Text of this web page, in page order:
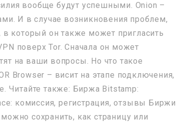
вообще будут успешными. Onion –
И в случае возникновения проблем,
в который он также может пригласить
поверх Tor. Сначала он может
на ваши вопросы. Но что такое
Browser – висит на этапе подключения,
Читайте также: Биржа Bitstamp:
комиссия, регистрация, отзывы Биржи
сохранить, как страницу или